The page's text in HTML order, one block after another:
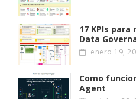
17 KPIs
Data
enero 19,
Como
Agent